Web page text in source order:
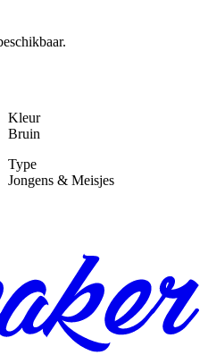
Kleur
Bruin
Type
Jongens & Meisjes